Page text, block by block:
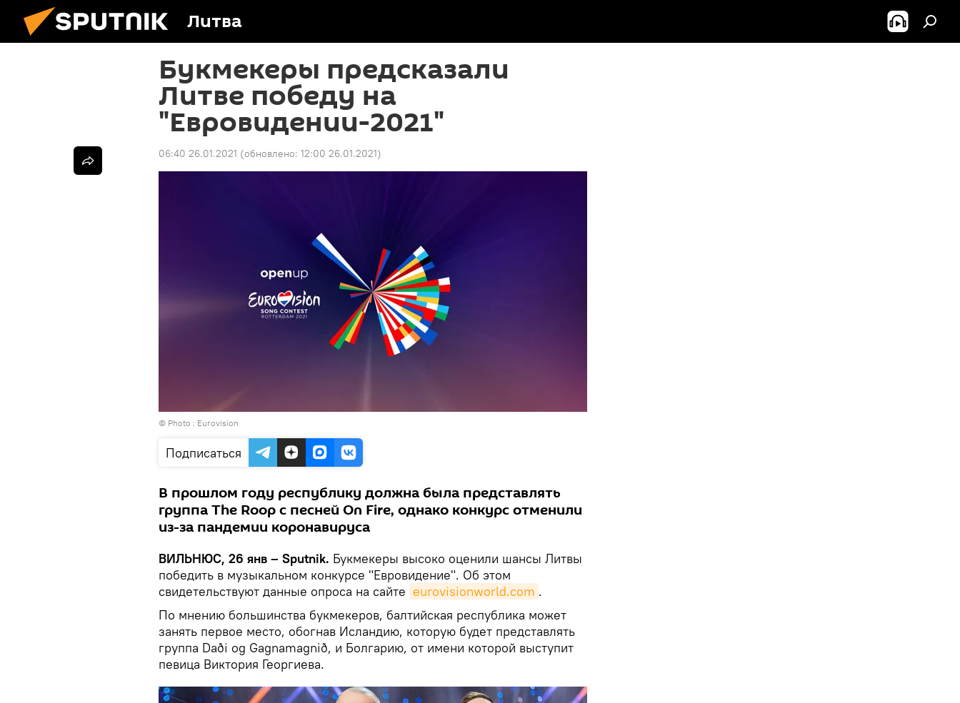
Литва
Букмекеры предсказали
Литве победу на
"Евровидении-2021"
06:40 26.01.2021 (обновлено: 12:00 26.01.2021)
© Photo : Еurovision
Подписаться
В прошлом году республику должна была представлять
группа The Roop с песней On Fire, однако конкурс отменили
из-за пандемии коронавируса
ВИЛЬНЮС, 26 янв – Sputnik. Букмекеры высоко оценили шансы Литвы
победить в музыкальном конкурсе "Евровидение". Об этом
свидетельствуют данные опроса на сайте eurovisionworld.com .
По мнению большинства букмекеров, балтийская республика может
занять первое место, обогнав Исландию, которую будет представлять
группа Daði og Gagnamagnið, и Болгарию, от имени которой выступит
певица Виктория Георгиева.